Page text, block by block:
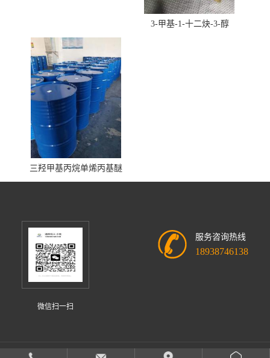
3-甲基-1-十二炔-3-醇
三羟甲基丙烷单烯丙基醚
微信扫一扫
服务咨询热线
18938746138
中山市迪欣化工有限公司版权所有 Copyright (©) 2026